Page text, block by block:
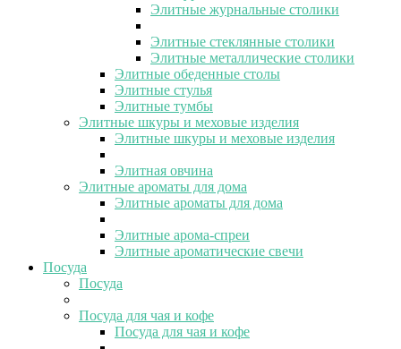
Элитные журнальные столики
Элитные стеклянные столики
Элитные металлические столики
Элитные обеденные столы
Элитные стулья
Элитные тумбы
Элитные шкуры и меховые изделия
Элитные шкуры и меховые изделия
Элитная овчина
Элитные ароматы для дома
Элитные ароматы для дома
Элитные арома-спреи
Элитные ароматические свечи
Посуда
Посуда
Посуда для чая и кофе
Посуда для чая и кофе